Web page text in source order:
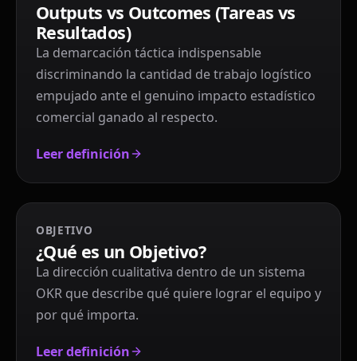
Outputs vs Outcomes (Tareas vs
Resultados)
La demarcación táctica indispensable
discriminando la cantidad de trabajo logístico
empujado ante el genuino impacto estadístico
comercial ganado al respecto.
Leer definición
OBJETIVO
¿Qué es un Objetivo?
La dirección cualitativa dentro de un sistema
OKR que describe qué quiere lograr el equipo y
por qué importa.
Leer definición